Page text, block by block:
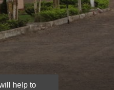
help to